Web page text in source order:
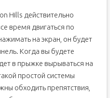
Hills действительно
время двигаться по
на экран, он будет
Когда вы будете
в прыжке вырываться на
простой системы
обходить препятствия,